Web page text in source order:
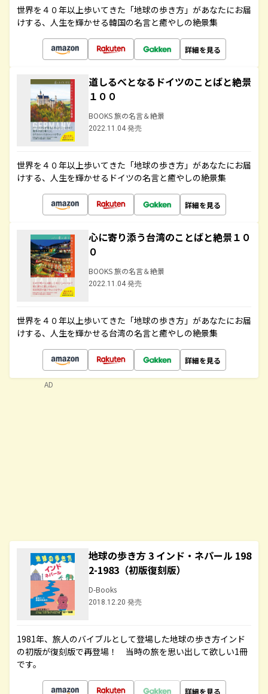
世界を４０年以上歩いてきた「地球の歩き方」があなたにお届
けする、人生を輝かせる韓国の名言と癒やしの絶景集
詳細を見る
道しるべとなるドイツのことばと絶景
１００
BOOKS 旅の名言＆絶景
2022.11.04 発売
世界を４０年以上歩いてきた「地球の歩き方」があなたにお届
けする、人生を輝かせるドイツの名言と癒やしの絶景集
詳細を見る
心に寄り添う台湾のことばと絶景１０
０
BOOKS 旅の名言＆絶景
2022.11.04 発売
世界を４０年以上歩いてきた「地球の歩き方」があなたにお届
けする、人生を輝かせる台湾の名言と癒やしの絶景集
詳細を見る
地球の歩き方 3 インド・ネパール 198
2-1983（初版復刻版）
D-Books
2018.12.20 発売
1981年、旅人のバイブルとして登場した地球の歩き方インド
の初版が復刻版で再登場！ 当時の旅を思い出して欲しい1冊
です。
詳細を見る
AD